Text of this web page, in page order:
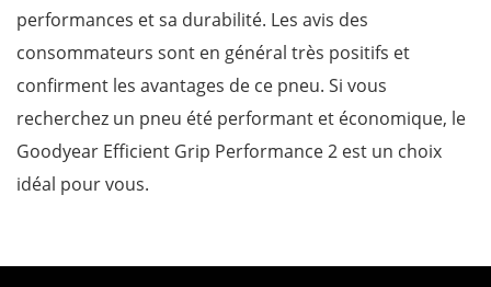
performances et sa durabilité. Les avis des
consommateurs sont en général très positifs et
confirment les avantages de ce pneu. Si vous
recherchez un pneu été performant et économique, le
Goodyear Efficient Grip Performance 2 est un choix
idéal pour vous.